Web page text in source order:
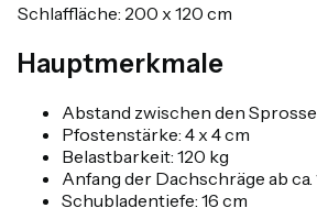
Schlaffläche: 200 x 120 cm
Hauptmerkmale
Abstand zwischen den
Pfostenstärke: 4 x 4 cm
Belastbarkeit: 120 kg
Anfang der Dachschräge ab ca.
Schubladentiefe: 16 cm